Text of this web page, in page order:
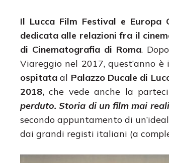
Il Lucca Film Festival e Europa
dedicata alle relazioni fra il
di Cinematografia di Roma.
Viareggio nel 2017, quest’anno
ospitata al Palazzo Ducale di
2018,che vede anche la
perduto. Storia di un film mai
secondo appuntamento di
dai grandi registi italiani (a